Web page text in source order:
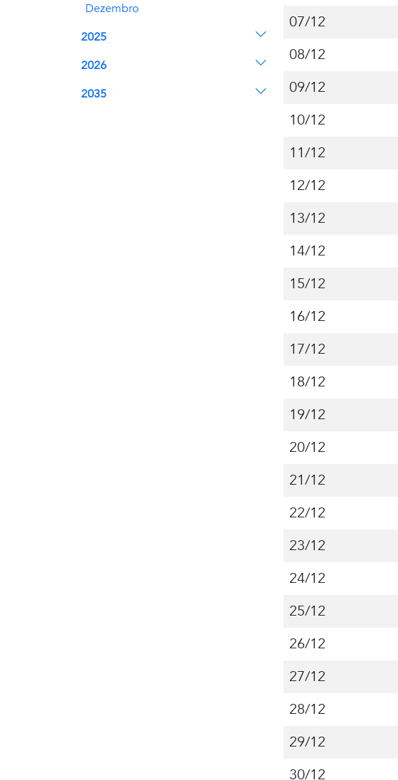
Dezembro
2025
2026
2035
07/12
08/12
09/12
10/12
11/12
12/12
13/12
14/12
15/12
16/12
17/12
18/12
19/12
20/12
21/12
22/12
23/12
24/12
25/12
26/12
27/12
28/12
29/12
30/12